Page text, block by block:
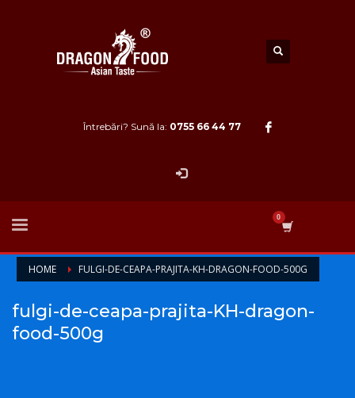
Întrebări? Sună la: 0755 66 44 77
HOME FULGI-DE-CEAPA-PRAJITA-KH-DRAGON-FOOD-500G
fulgi-de-ceapa-prajita-KH-dragon-
food-500g